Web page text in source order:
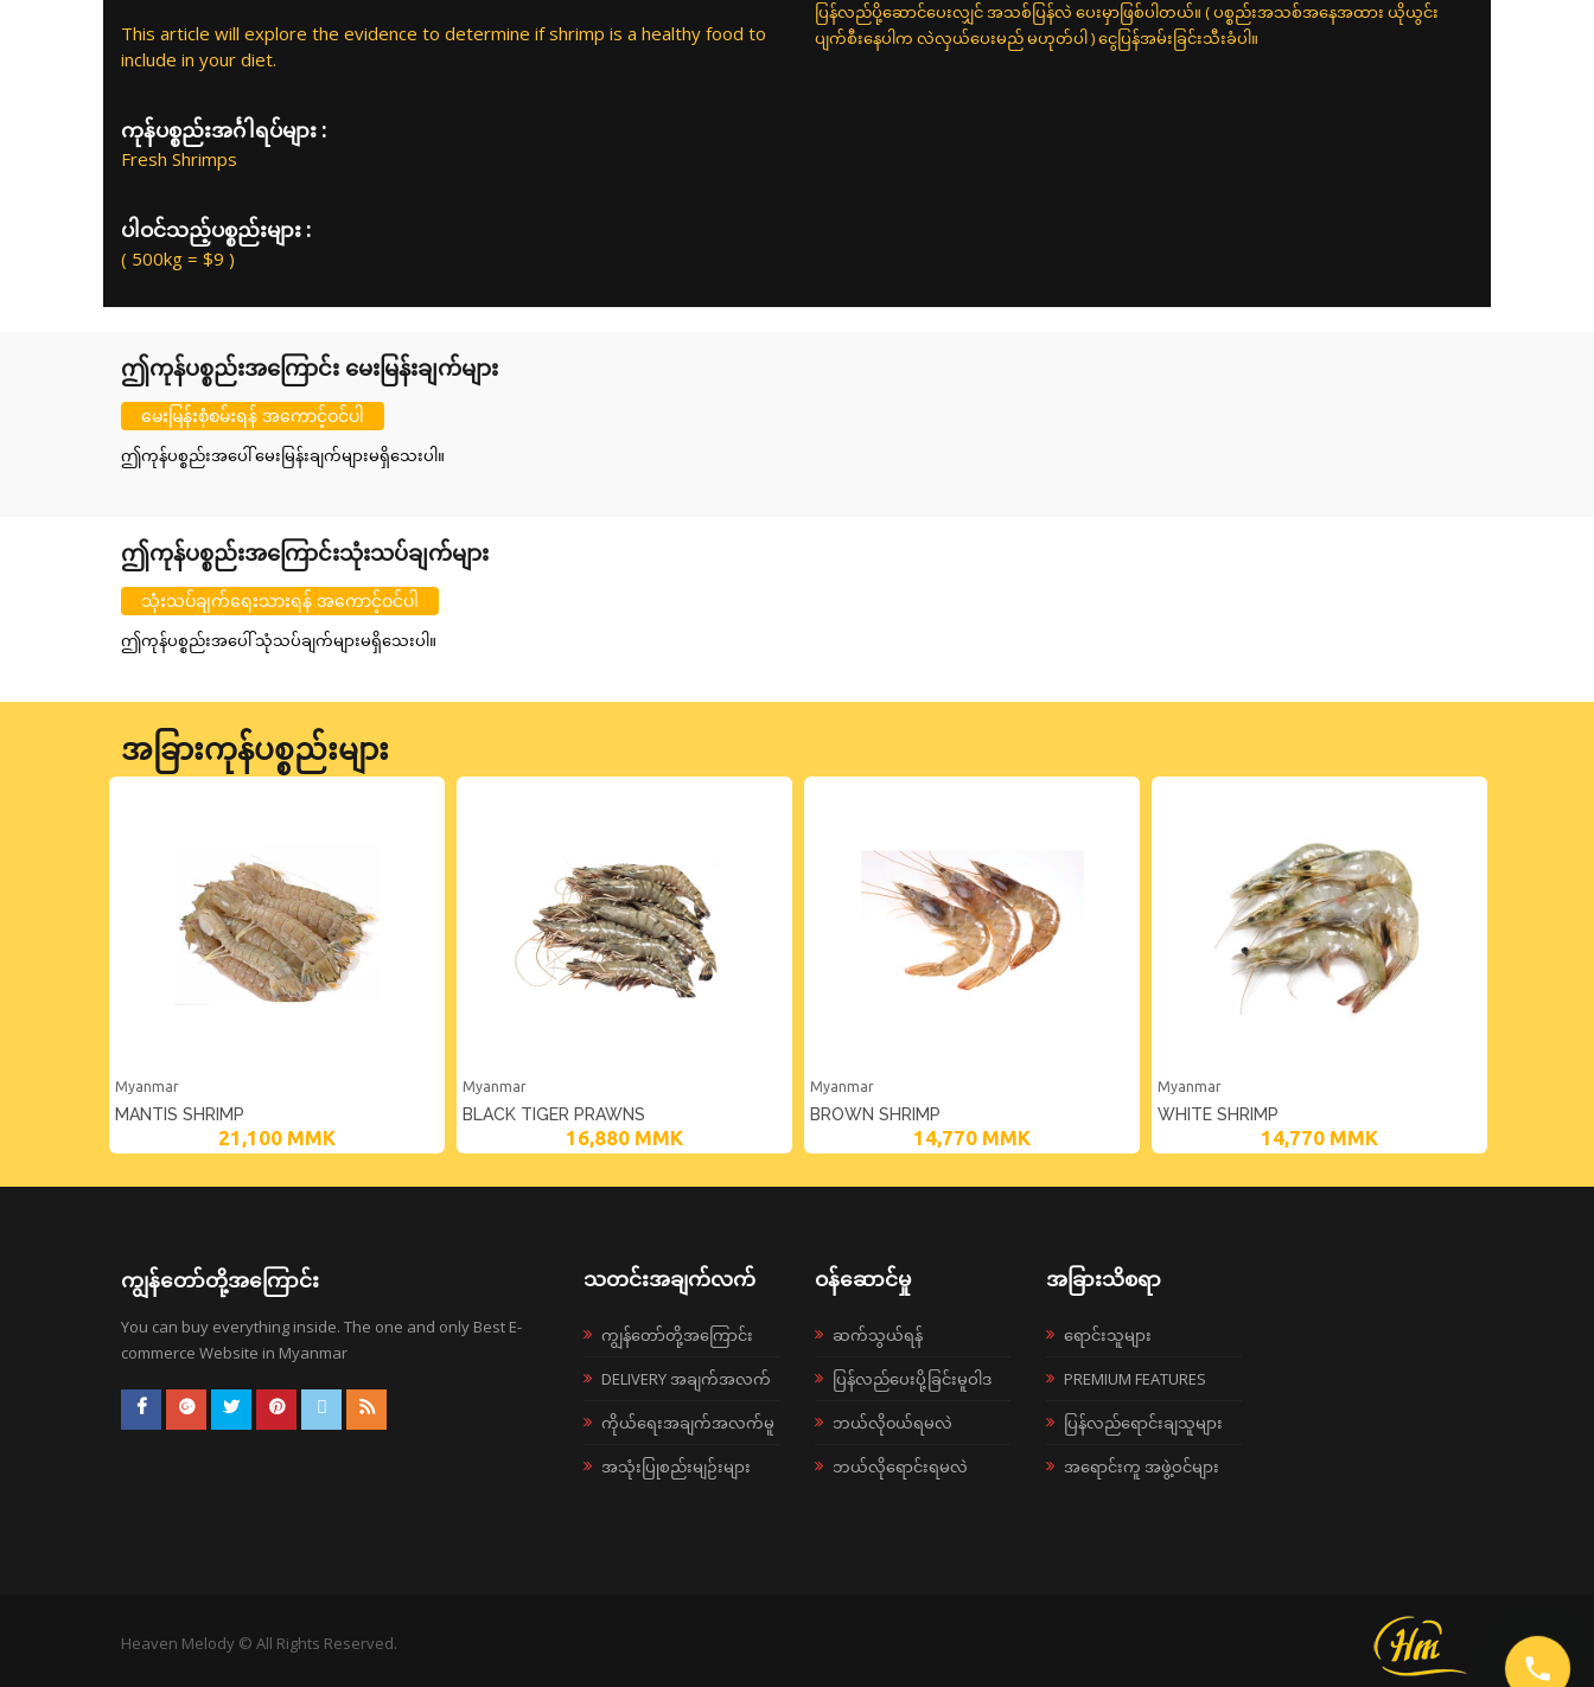
This article will explore the evidence to determine if shrimp is a healthy food to
include in your diet.
ကုန်ပစ္စည်းအင်္ဂါရပ်များ :
Fresh Shrimps
ပါဝင်သည့်ပစ္စည်းများ :
( 500kg = $9 )
ပြန်လည်ပို့ဆောင်ပေးလျှင် အသစ်ပြန်လဲ ပေးမှာဖြစ်ပါတယ်။ ( ပစ္စည်းအသစ်အနေအထား ယိုယွင်း
ပျက်စီးနေပါက လဲလှယ်ပေးမည် မဟုတ်ပါ ) ငွေပြန်အမ်းခြင်းသီးခံပါ။
ဤကုန်ပစ္စည်းအကြောင်း မေးမြန်းချက်များ
မေးမြန်းစုံစမ်းရန် အကောင့်ဝင်ပါ
ဤကုန်ပစ္စည်းအပေါ် မေးမြန်းချက်များမရှိသေးပါ။
ဤကုန်ပစ္စည်းအကြောင်းသုံးသပ်ချက်များ
သုံးသပ်ချက်ရေးသားရန် အကောင့်ဝင်ပါ
ဤကုန်ပစ္စည်းအပေါ် သုံသပ်ချက်များမရှိသေးပါ။
အခြားကုန်ပစ္စည်းများ
Myanmar
MANTIS SHRIMP
21,100 MMK
Myanmar
BLACK TIGER PRAWNS
16,880 MMK
Myanmar
BROWN SHRIMP
14,770 MMK
Myanmar
WHITE SHRIMP
14,770 MMK
ကျွန်တော်တို့အကြောင်း
You can buy everything inside. The one and only Best E-
commerce Website in Myanmar
သတင်းအချက်လက်
ကျွန်တော်တို့အကြောင်း
DELIVERY အချက်အလက်
ကိုယ်ရေးအချက်အလက်မူ
အသုံးပြုစည်းမျဉ်းများ
ဝန်ဆောင်မှု
ဆက်သွယ်ရန်
ပြန်လည်ပေးပို့ခြင်းမူဝါဒ
ဘယ်လို၀ယ်ရမလဲ
ဘယ်လိုရောင်းရမလဲ
အခြားသိစရာ
ရောင်းသူများ
PREMIUM FEATURES
ပြန်လည်ရောင်းချသူများ
အရောင်းကူ အဖွဲ့ဝင်များ
Heaven Melody © All Rights Reserved.